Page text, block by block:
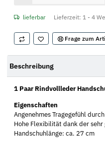
lieferbar Lieferzeit: 1 - 4
Frage zum
Beschreibung
1 Paar Rindvollleder
Eigenschaften
Angenehmes Tragegefühl
Hohe Flexibilität dank der
Handschuhlänge: ca. 27 cm